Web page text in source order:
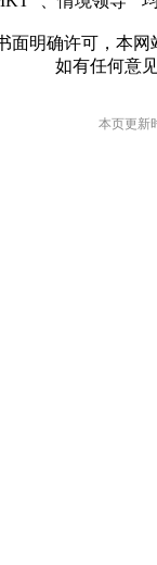
面明确许可，本
如有任何意
本页更新